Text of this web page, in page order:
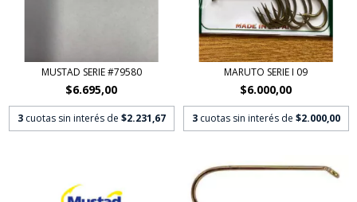
MUSTAD SERIE #79580
$6.695,00
3 cuotas sin interés de $2.231,67
MARUTO SERIE I 09
$6.000,00
3 cuotas sin interés de $2.000,00